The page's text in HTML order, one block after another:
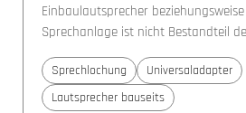
Einbaulautsprecher
Sprechanlage ist nicht Bestandteil
Sprechlochung
Universaladapter
Lautsprecher bauseits